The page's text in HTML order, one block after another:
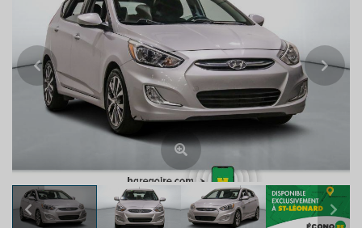
Previous Next
Previous Next